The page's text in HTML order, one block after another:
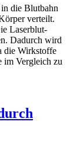
die Blutbahn
verteilt.
Laserblut-
Dadurch wird
die Wirkstoffe
im Vergleich zu